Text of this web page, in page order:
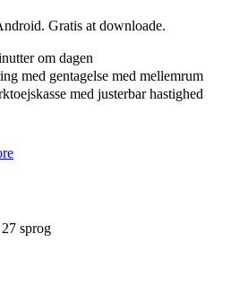
Gratis at downloade.
om dagen
med gentagelse med mellemrum
med justerbar hastighed
sprog